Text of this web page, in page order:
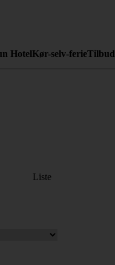
HotelKør-selv-ferieTilbud
Liste